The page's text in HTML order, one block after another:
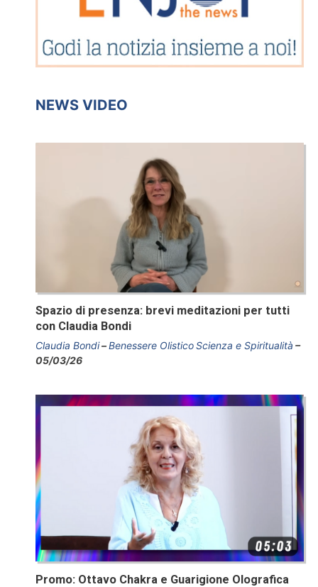
NEWS VIDEO
Spazio di presenza: brevi meditazioni per tutti
con Claudia Bondi
Claudia Bondi Benessere OlisticoScienza e Spiritualità
05/03/26
Promo: Ottavo Chakra e Guarigione Olografica